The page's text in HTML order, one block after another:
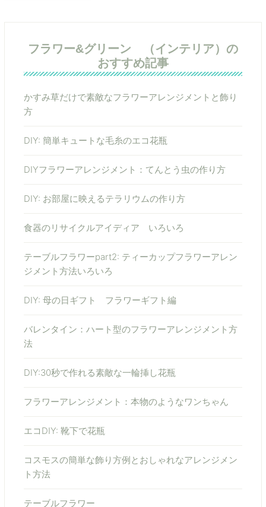
フラワー&グリーン （インテリア）の
おすすめ記事
かすみ草だけで素敵なフラワーアレンジメントと飾り
方
DIY: 簡単キュートな毛糸のエコ花瓶
DIYフラワーアレンジメント：てんとう虫の作り方
DIY: お部屋に映えるテラリウムの作り方
食器のリサイクルアイディア いろいろ
テーブルフラワーpart2: ティーカップフラワーアレン
ジメント方法いろいろ
DIY: 母の日ギフト フラワーギフト編
バレンタイン：ハート型のフラワーアレンジメント方
法
DIY:30秒で作れる素敵な一輪挿し花瓶
フラワーアレンジメント：本物のようなワンちゃん
エコDIY: 靴下で花瓶
コスモスの簡単な飾り方例とおしゃれなアレンジメン
ト方法
テーブルフラワー